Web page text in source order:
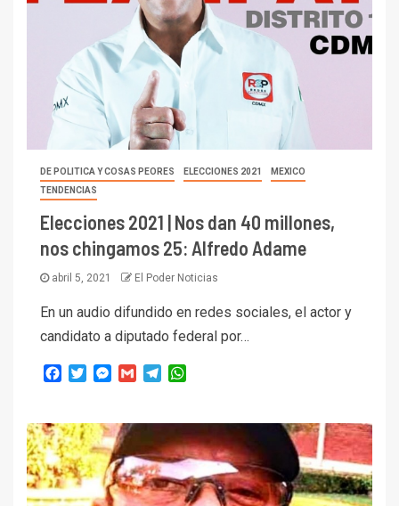
DE POLITICA Y COSAS PEORES ELECCIONES 2021
MEXICO
TENDENCIAS
Elecciones 2021 | Nos dan 40 millones,
nos chingamos 25: Alfredo Adame
abril 5, 2021 El Poder Noticias
En un audio difundido en redes sociales, el actor y
candidato a diputado federal por…
Facebook
TwitterMessenger
Gmail Telegram